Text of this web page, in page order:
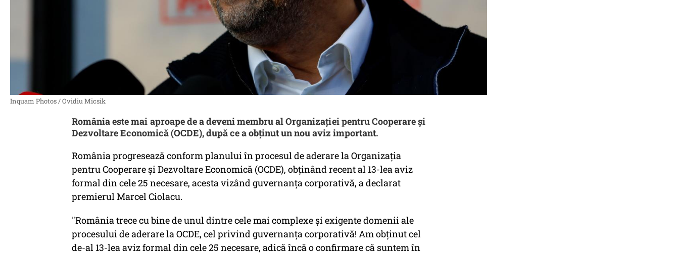
Inquam Photos / Ovidiu Micsik
România este mai aproape de a deveni membru al Organizației pentru Cooperare și
Dezvoltare Economică (OCDE), după ce a obținut un nou aviz important.
România progresează conform planului în procesul de aderare la Organizația
pentru Cooperare și Dezvoltare Economică (OCDE), obținând recent al 13-lea aviz
formal din cele 25 necesare, acesta vizând guvernanța corporativă, a declarat
premierul Marcel Ciolacu.
"România trece cu bine de unul dintre cele mai complexe şi exigente domenii ale
procesului de aderare la OCDE, cel privind guvernanţa corporativă! Am obţinut cel
de-al 13-lea aviz formal din cele 25 necesare, adică încă o confirmare că suntem în